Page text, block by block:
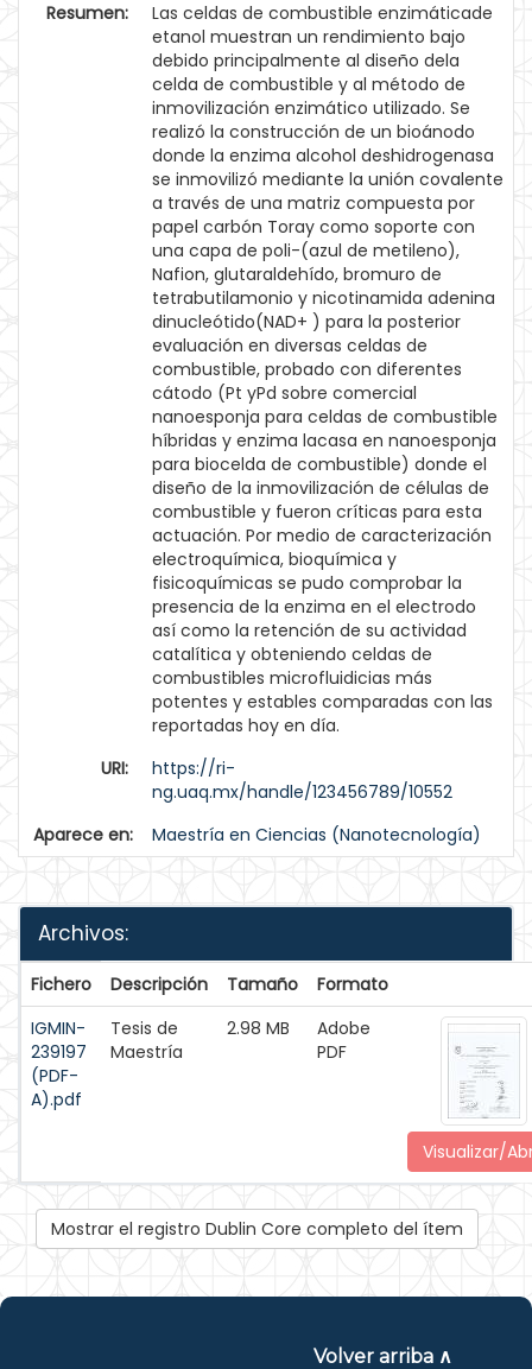
Resumen:
Las celdas de combustible enzimáticade
etanol muestran un rendimiento bajo
debido principalmente al diseño dela
celda de combustible y al método de
inmovilización enzimático utilizado. Se
realizó la construcción de un bioánodo
donde la enzima alcohol deshidrogenasa
se inmovilizó mediante la unión covalente
a través de una matriz compuesta por
papel carbón Toray como soporte con
una capa de poli-(azul de metileno),
Nafion, glutaraldehído, bromuro de
tetrabutilamonio y nicotinamida adenina
dinucleótido(NAD+ ) para la posterior
evaluación en diversas celdas de
combustible, probado con diferentes
cátodo (Pt yPd sobre comercial
nanoesponja para celdas de combustible
híbridas y enzima lacasa en nanoesponja
para biocelda de combustible) donde el
diseño de la inmovilización de células de
combustible y fueron críticas para esta
actuación. Por medio de caracterización
electroquímica, bioquímica y
fisicoquímicas se pudo comprobar la
presencia de la enzima en el electrodo
así como la retención de su actividad
catalítica y obteniendo celdas de
combustibles microfluidicias más
potentes y estables comparadas con las
reportadas hoy en día.
URI:
https://ri-
ng.uaq.mx/handle/123456789/10552
Aparece en:
Maestría en Ciencias (Nanotecnología)
Archivos:
Fichero Descripción Tamaño
Formato
IGMIN-
239197
(PDF-
A).pdf
Tesis de
Maestría
2.98 MB
Adobe
PDF
Visualizar/
Mostrar el registro Dublin Core completo del ítem
Volver arriba ∧